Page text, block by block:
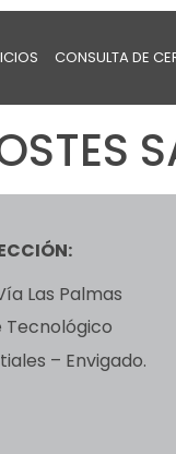
CONSULTA DE
Las Palmas
Tecnológico
– Envigado.